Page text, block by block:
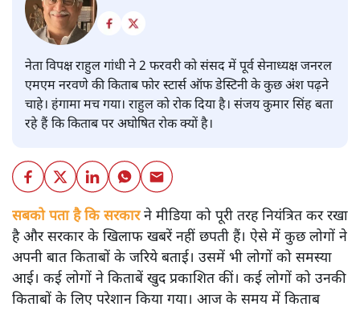
नेता विपक्ष राहुल गांधी ने 2 फरवरी को संसद में पूर्व सेनाध्यक्ष जनरल
एमएम नरवणे की किताब फोर स्टार्स ऑफ डेस्टिनी के कुछ अंश पढ़ने
चाहे। हंगामा मच गया। राहुल को रोक दिया है। संजय कुमार सिंह बता
रहे हैं कि किताब पर अघोषित रोक क्यों है।
सबको पता है कि सरकारने मीडिया को पूरी तरह नियंत्रित कर रखा
है और सरकार के खिलाफ खबरें नहीं छपती हैं। ऐसे में कुछ लोगों ने
अपनी बात किताबों के जरिये बताई। उसमें भी लोगों को समस्या
आई। कई लोगों ने किताबें खुद प्रकाशित कीं। कई लोगों को उनकी
किताबों के लिए परेशान किया गया। आज के समय में किताब